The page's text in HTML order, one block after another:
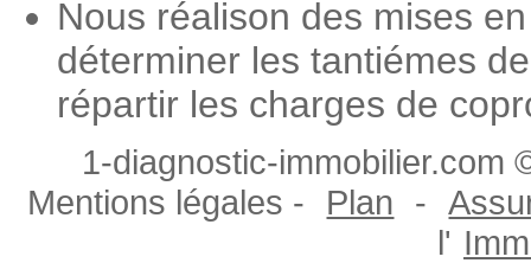
Nous réalison des mises
déterminer les tantiémes
répartir les charges de
1-diagnostic-immobilier.com
Mentions légales -
Plan -
l'